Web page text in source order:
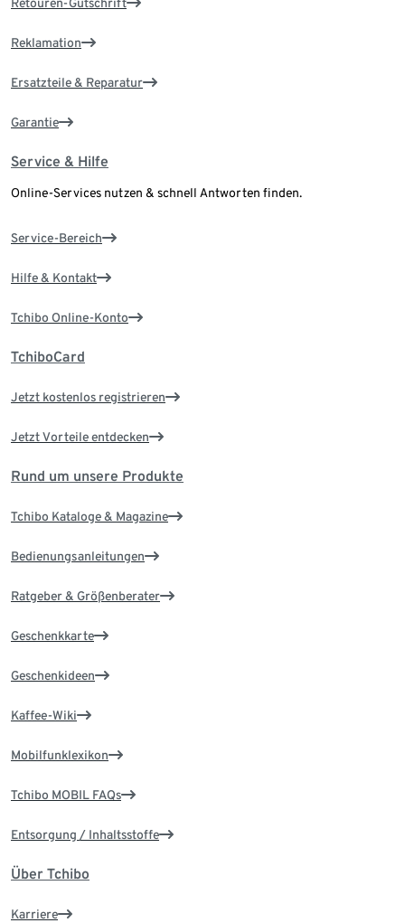
Retouren-Gutschrift
Reklamation
Ersatzteile & Reparatur
Garantie
Service & Hilfe
Online-Services nutzen & schnell Antworten finden.
Service-Bereich
Hilfe & Kontakt
Tchibo Online-Konto
TchiboCard
Jetzt kostenlos registrieren
Jetzt Vorteile entdecken
Rund um unsere Produkte
Tchibo Kataloge & Magazine
Bedienungsanleitungen
Ratgeber & Größenberater
Geschenkkarte
Geschenkideen
Kaffee-Wiki
Mobilfunklexikon
Tchibo MOBIL FAQs
Entsorgung / Inhaltsstoffe
Über Tchibo
Karriere